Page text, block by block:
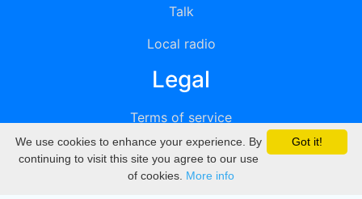
Talk
Local radio
Legal
Terms of service
Privacy
DMCA
Got it!
We use cookies to enhance your experience. By
continuing to visit this site you agree to our use
of cookies. More info